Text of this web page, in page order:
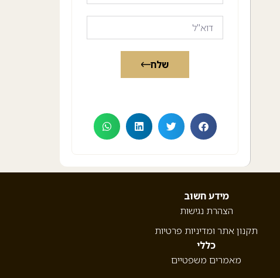
שלח
מידע חשוב
הצהרת נגישות
תקנון אתר ומדיניות פרטיות
כללי
מאמרים משפטיים